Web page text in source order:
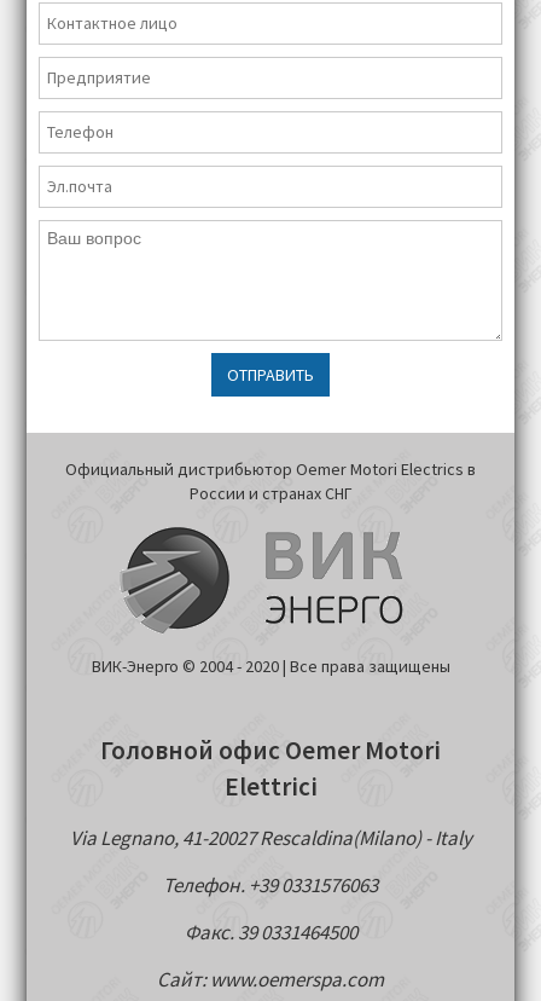
ОТПРАВИТЬ
Официальный дистрибьютор Oemer Motori Electrics в
России и странах СНГ
ВИК-Энерго © 2004 - 2020 | Все права защищены
Головной офис Oemer Motori
Elettrici
Via Legnano, 41-20027 Rescaldina(Milano) - Italy
Телефон. +39 0331576063
Факс. 39 0331464500
Сайт: www.oemerspa.com